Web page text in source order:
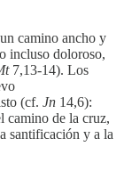
camino ancho y
incluso doloroso,
7,13-14). Los
(cf. Jn 14,6):
camino de la cruz,
santificación y a la